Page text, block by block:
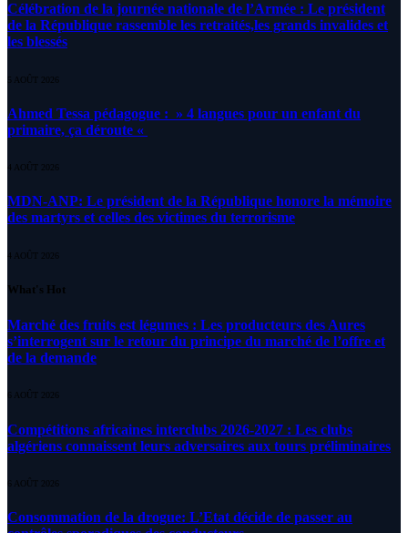
Célébration de la journée nationale de l’Armée : Le président
de la République rassemble les retraités,les grands invalides et
les blessés
5 AOÛT 2026
Ahmed Tessa pédagogue : » 4 langues pour un enfant du
primaire, ça déroute «
4 AOÛT 2026
MDN-ANP: Le président de la République honore la mémoire
des martyrs et celles des victimes du terrorisme
4 AOÛT 2026
What's Hot
Marché des fruits est légumes : Les producteurs des Aures
s’interrogent sur le retour du principe du marché de l’offre et
de la demande
6 AOÛT 2026
Compétitions africaines interclubs 2026-2027 : Les clubs
algériens connaissent leurs adversaires aux tours préliminaires
6 AOÛT 2026
Consommation de la drogue: L’Etat décide de passer au